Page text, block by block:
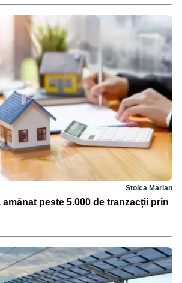
Stoica Marian
amânat peste 5.000 de tranzacții prin